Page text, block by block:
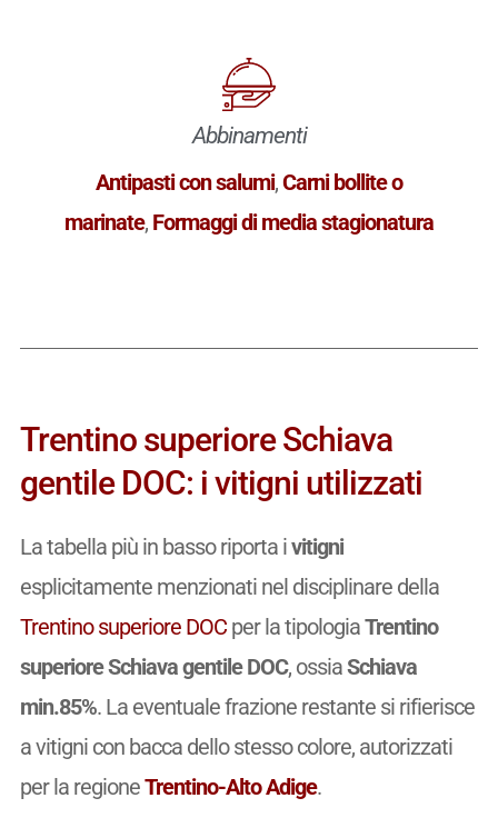
Abbinamenti
Antipasti con salumi,Carni bollite o
marinate, Formaggi di media stagionatura
Trentino superiore Schiava
gentile DOC: i vitigni utilizzati
La tabella più in basso riporta ivitigni
esplicitamente menzionati nel disciplinare della
Trentino superiore DOCper la tipologiaTrentino
superiore Schiava gentile DOC, ossiaSchiava
min.85%. La eventuale frazione restante si rifierisce
a vitigni con bacca dello stesso colore, autorizzati
per la regioneTrentino-Alto Adige.